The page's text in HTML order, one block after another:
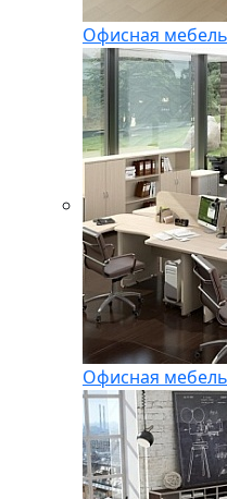
Офисная
Офисная